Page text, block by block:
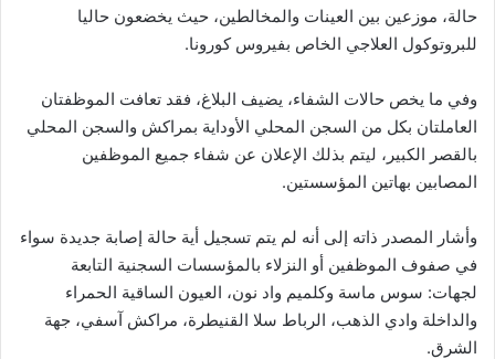
حالة، موزعين بين العينات والمخالطين، حيث يخضعون حاليا
للبروتوكول العلاجي الخاص بفيروس كورونا.
وفي ما يخص حالات الشفاء، يضيف البلاغ، فقد تعافت الموظفتان
العاملتان بكل من السجن المحلي الأوداية بمراكش والسجن المحلي
بالقصر الكبير، ليتم بذلك الإعلان عن شفاء جميع الموظفين
المصابين بهاتين المؤسستين.
وأشار المصدر ذاته إلى أنه لم يتم تسجيل أية حالة إصابة جديدة سواء
في صفوف الموظفين أو النزلاء بالمؤسسات السجنية التابعة
لجهات: سوس ماسة وكلميم واد نون، العيون الساقية الحمراء
والداخلة وادي الذهب، الرباط سلا القنيطرة، مراكش آسفي، جهة
الشرق.